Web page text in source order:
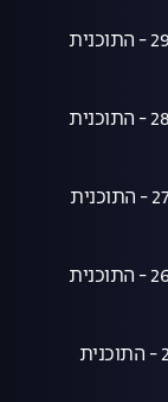
הצינור 29.07.2026 - התוכנית
הצינור 28.07.2026 - התוכנית
הצינור 27.07.2026 - התוכנית
הצינור 26.07.2026 - התוכנית
הצינור 23.0.2026 - התוכנית